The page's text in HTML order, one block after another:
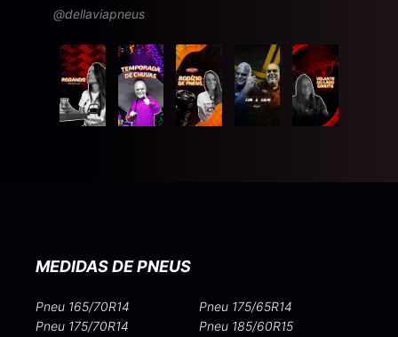
@dellaviapneus
MEDIDAS DE PNEUS
Pneu 165/70R14
Pneu 175/65R14
Pneu 175/70R14
Pneu 185/60R15